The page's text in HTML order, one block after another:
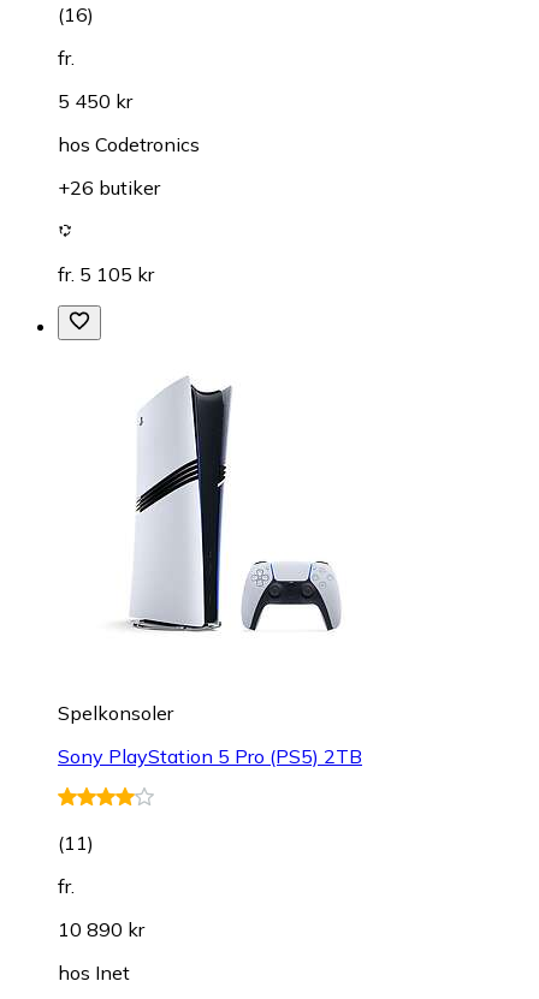
(16)
fr.
5 450 kr
hos Codetronics
+26 butiker
fr. 5 105 kr
Spelkonsoler
Sony PlayStation 5 Pro (PS5) 2TB
(11)
fr.
10 890 kr
hos Inet